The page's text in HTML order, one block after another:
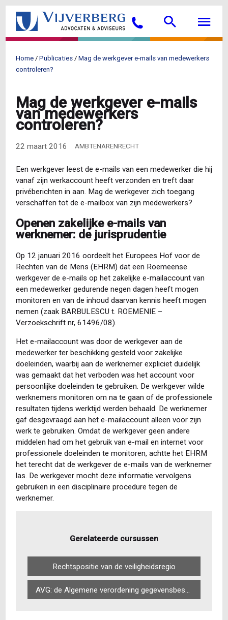
Overslaan
de
gaan
Bellen Search
Kruimelpad
Home Publicaties
Mag de werkgever e-mails van medewerkers
controleren?
Mag de werkgever e-mails
van medewerkers
controleren?
22 maart 2016 AMBTENARENRECHT
Een werkgever leest de e-mails van een medewerker die hij
vanaf zijn werkaccount heeft verzonden en treft daar
privéberichten in aan. Mag de werkgever zich toegang
verschaffen tot de e-mailbox van zijn medewerkers?
Openen zakelijke e-mails van
werknemer: de jurisprudentie
Op 12 januari 2016 oordeelt het Europees Hof voor de
Rechten van de Mens (EHRM) dat een Roemeense
werkgever de e-mails op het zakelijke e-mailaccount van
een medewerker gedurende negen dagen heeft mogen
monitoren en van de inhoud daarvan kennis heeft mogen
nemen (zaak BARBULESCU t. ROEMENIE –
Verzoekschrift nr, 61496/08).
Het e-mailaccount was door de werkgever aan de
medewerker ter beschikking gesteld voor zakelijke
doeleinden, waarbij aan de werknemer expliciet duidelijk
was gemaakt dat het verboden was het account voor
persoonlijke doeleinden te gebruiken. De werkgever wilde
werknemers monitoren om na te gaan of de professionele
resultaten tijdens werktijd werden behaald. De werknemer
gaf desgevraagd aan het e-mailaccount alleen voor zijn
werk te gebruiken. Omdat de werkgever geen andere
middelen had om het gebruik van e-mail en internet voor
professionele doeleinden te monitoren, achtte het EHRM
het terecht dat de werkgever de e-mails van de werknemer
las. De werkgever mocht deze informatie vervolgens
gebruiken in een disciplinaire procedure tegen de
werknemer.
Gerelateerde cursussen
Rechtspositie van de veiligheidsregio
AVG: de Algemene verordening gegevensbescherming in de praktijk (basiscursus)